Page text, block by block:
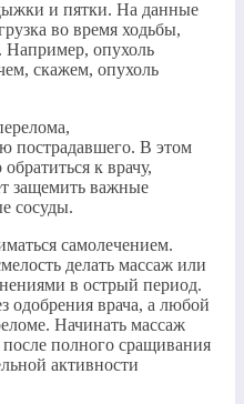
и пятки. На данные
во время ходьбы,
Например, опухоль
скажем, опухоль
пострадавшего. В этом
к врачу,
защемить важные
сосуды.
самолечением.
делать массаж или
в острый период.
одобрения врача, а любой
Начинать массаж
полного сращивания
активности